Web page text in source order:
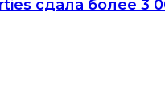
сдала более 3